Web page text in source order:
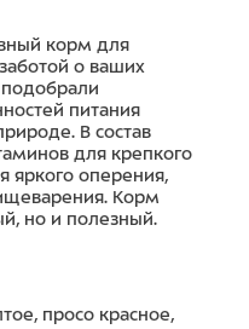
корм для
о ваших
питания
В состав
для крепкого
яркого оперения,
Корм
но и полезный.
просо красное,